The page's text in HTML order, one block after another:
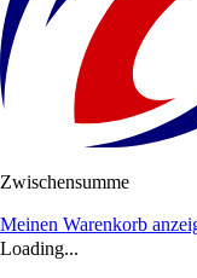
Zwischensumme
Meinen Warenkorb
Loading...